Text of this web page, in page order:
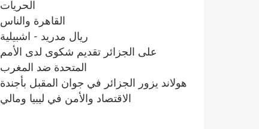
الحريات
القاهرة والناس
ريال مدريد - اشبيلية
على الجزائر تقديم شكوى لدى الأمم
المتحدة ضد المغرب
هولاند يزور الجزائر في جوان المقبل بأجندة
الاقتصاد والأمن في ليبيا ومالي